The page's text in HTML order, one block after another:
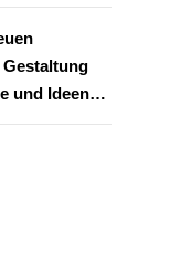
Gestaltung
und Ideen